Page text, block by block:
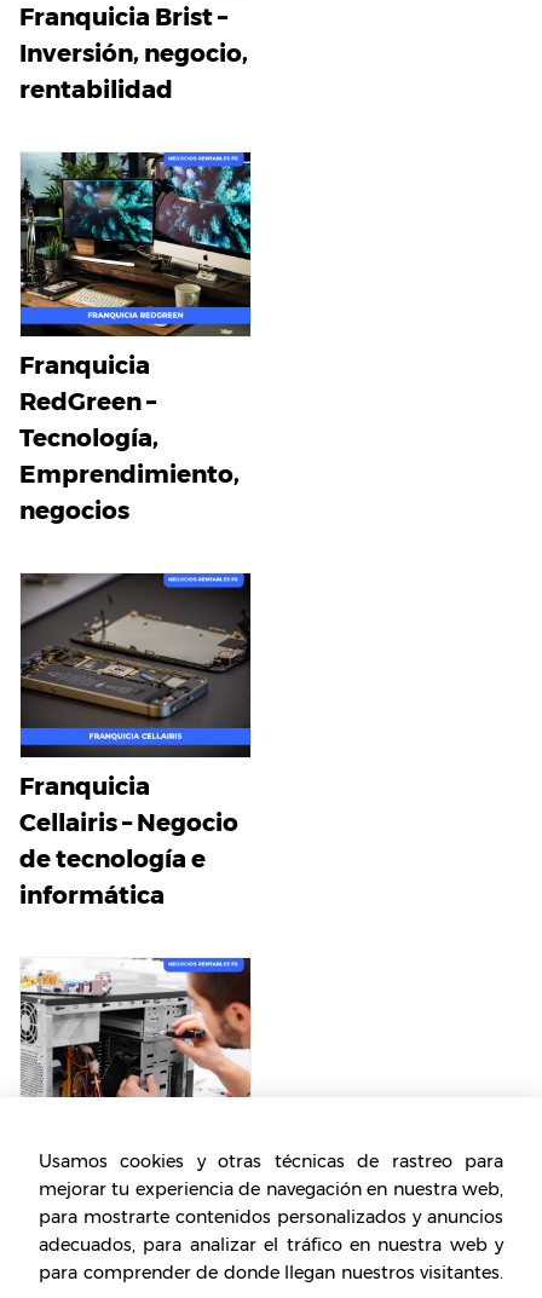
Franquicia Brist –
Inversión, negocio,
rentabilidad
Franquicia
RedGreen –
Tecnología,
Emprendimiento,
negocios
Franquicia
Cellairis – Negocio
de tecnología e
informática
Franquicia
Experimax ¿Cómo
funciona, Cómo
ingresar?
Usamos cookies y otras técnicas de rastreo para
mejorar tu experiencia de navegación en nuestra web,
para mostrarte contenidos personalizados y anuncios
adecuados, para analizar el tráfico en nuestra web y
para comprender de donde llegan nuestros visitantes.